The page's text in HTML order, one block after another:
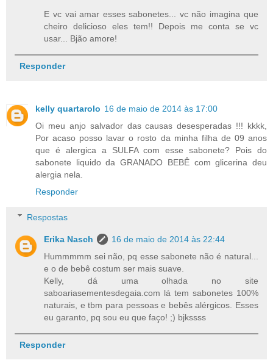
E vc vai amar esses sabonetes... vc não imagina que
cheiro delicioso eles tem!! Depois me conta se vc
usar... Bjão amore!
Responder
kelly quartarolo 16 de maio de 2014 às 17:00
Oi meu anjo salvador das causas desesperadas !!! kkkk,
Por acaso posso lavar o rosto da minha filha de 09 anos
que é alergica a SULFA com esse sabonete? Pois do
sabonete liquido da GRANADO BEBÊ com glicerina deu
alergia nela.
Responder
Respostas
Erika Nasch
16 de maio de 2014 às 22:44
Hummmmm sei não, pq esse sabonete não é natural...
e o de bebê costum ser mais suave.
Kelly, dá uma olhada no site
saboariasementesdegaia.com lá tem sabonetes 100%
naturais, e tbm para pessoas e bebês alérgicos. Esses
eu garanto, pq sou eu que faço! ;) bjkssss
Responder